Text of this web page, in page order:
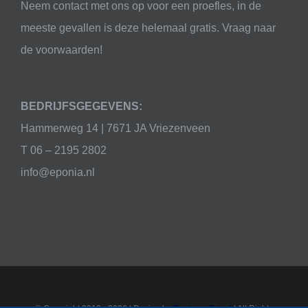
Neem contact met ons op voor een proefles, in de
meeste gevallen is deze helemaal gratis. Vraag naar
de voorwaarden!
BEDRIJFSGEGEVENS:
Hammerweg 14 | 7671 JA Vriezenveen
T 06 – 2195 2802
info@eponia.nl